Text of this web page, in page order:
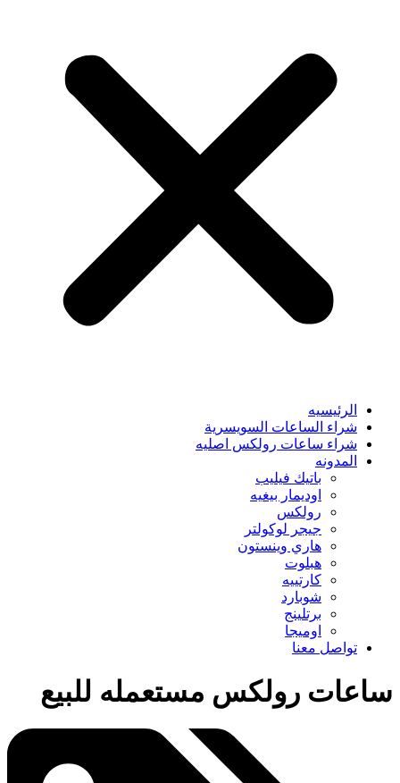
الرئيسيه
شراء الساعات السويسرية
شراء ساعات رولكس اصليه
المدونه
باتيك فيليب
اوديمار بيغيه
رولكس
جيجر لوكولتر
هاري وينستون
هبلوت
كارتييه
شوبارد
برتلينج
اوميجا
تواصل معنا
ساعات رولكس مستعمله للبيع